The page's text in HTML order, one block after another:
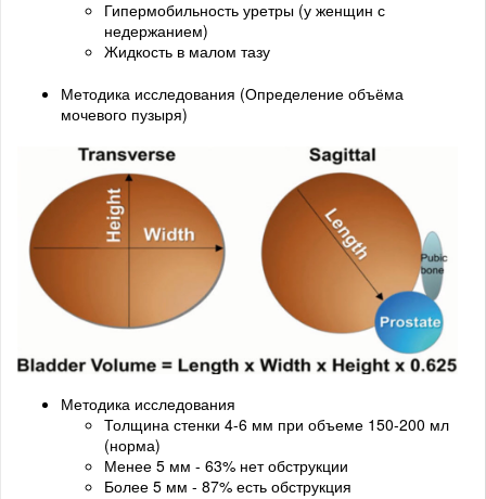
Гипермобильность уретры (у женщин с
недержанием)
Жидкость в малом тазу
Методика исследования (Определение объёма
мочевого пузыря)
Методика исследования
Толщина стенки 4-6 мм при объеме 150-200 мл
(норма)
Менее 5 мм - 63% нет обструкции
Более 5 мм - 87% есть обструкция